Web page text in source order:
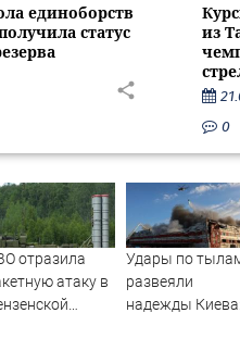
единоборств
статус
из
0
отразила
атаку в
Удары по
развеяли
надежды Киева: